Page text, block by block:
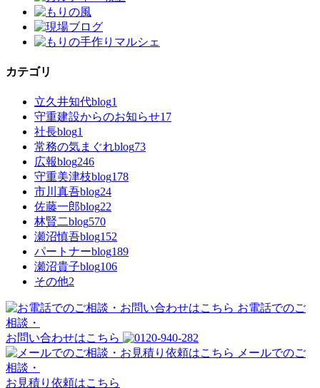
カテゴリ
立久井知代blog1
守重建設からのお知らせ17
社長blog1
常務の気まぐれblog73
広報blog246
守重美津枝blog178
市川真吾blog24
佐藤一郎blog22
林賢二blog570
瀬沼慎吾blog152
パートナーblog189
瀬沼貴子blog106
その他2
お電話でのご
相談・
お問い合わせはこちら
メールでのご
相談・
お見積り依頼はこちら